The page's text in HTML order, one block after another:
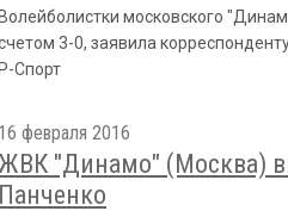
Волейболистки московского
3-0, заявила
Р-Спорт
16 февраля 2016
ЖВК "Динамо" (Москва)
Панченко